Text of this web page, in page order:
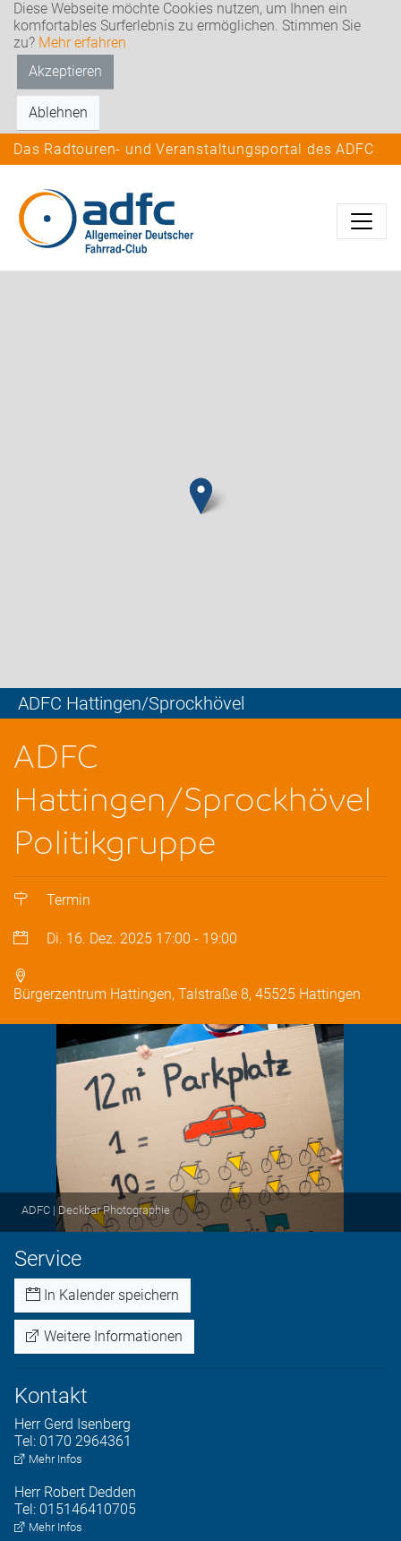
Diese Webseite möchte Cookies nutzen, um Ihnen ein
komfortables Surferlebnis zu ermöglichen. Stimmen Sie
zu? Mehr erfahren
Akzeptieren
Ablehnen
Das Radtouren- und Veranstaltungsportal des ADFC
ADFC Hattingen/Sprockhövel
ADFC
Hattingen/Sprockhövel
Politikgruppe
Termin
Di. 16. Dez. 2025 17:00 - 19:00
Bürgerzentrum Hattingen, Talstraße 8, 45525 Hattingen
ADFC | Deckbar Photographie
Service
In Kalender speichern
Weitere Informationen
Kontakt
Herr Gerd Isenberg
Tel: 0170 2964361
Mehr Infos
Herr Robert Dedden
Tel: 015146410705
Mehr Infos